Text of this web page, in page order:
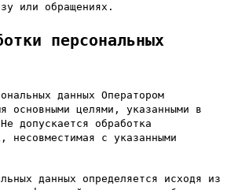
или обращениях.
персональных
данных Оператором
основными целями, указанными в
допускается обработка
несовместимая с указанными
данных определяется исходя из